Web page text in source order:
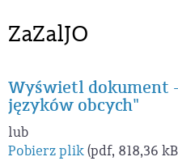
ZaZalJO
Wyświetl dokument
języków obcych"
lub
Pobierz plik(pdf, 818,36